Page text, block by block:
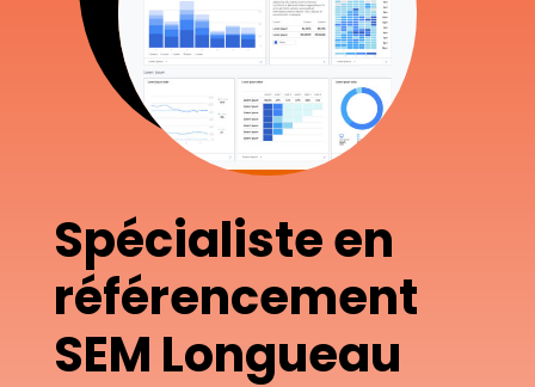
Spécialiste en
référencement
SEM Longueau